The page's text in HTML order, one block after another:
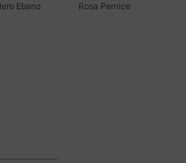
Ebano Rosa Pernice